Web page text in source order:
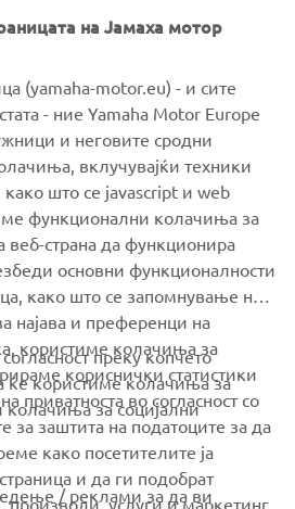
на Јамаха мотор
(yamaha-motor.eu) - и сите
- ние Yamaha Motor Europe
и неговите сродни
вклучувајќи техники
што се javascript и web
функционални колачиња за
страна да функционира
основни функционалности
како што се запомнување на
најава и преференци на
користиме колачиња за
кориснички статистики
приватноста во согласност со
за заштита на податоците за да
како посетителите ја
и да ги подобрат
производи, услуги и маркетинг
преку копчето
ќе користиме колачиња за
за социјални
/ реклами за да ви